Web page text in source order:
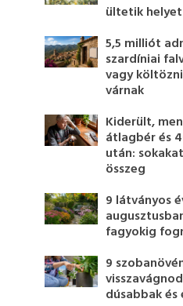
ültetik
5,5 milliót
szardíniai
vagy
várnak
Kiderült,
átlagbér és
után:
összeg
9 látványos
fagyokig
9
dúsabbak és